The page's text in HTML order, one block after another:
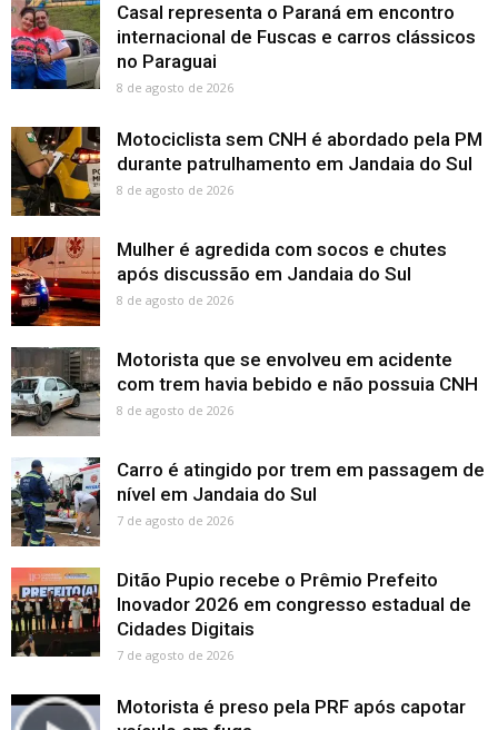
Casal representa o Paraná em encontro
internacional de Fuscas e carros clássicos
no Paraguai
8 de agosto de 2026
Motociclista sem CNH é abordado pela PM
durante patrulhamento em Jandaia do Sul
8 de agosto de 2026
Mulher é agredida com socos e chutes
após discussão em Jandaia do Sul
8 de agosto de 2026
Motorista que se envolveu em acidente
com trem havia bebido e não possuia CNH
8 de agosto de 2026
Carro é atingido por trem em passagem de
nível em Jandaia do Sul
7 de agosto de 2026
Ditão Pupio recebe o Prêmio Prefeito
Inovador 2026 em congresso estadual de
Cidades Digitais
7 de agosto de 2026
Motorista é preso pela PRF após capotar